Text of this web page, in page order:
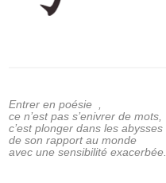
Entrer en poésie ,
ce n’est pas s’enivrer de mots,
c’est plonger dans les abysses
de son rapport au monde
avec une sensibilité exacerbée.